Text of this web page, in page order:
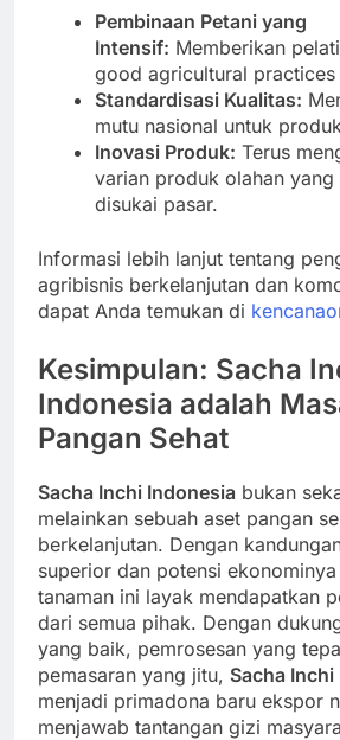
Pembinaan Petani yang
Intensif: Memberikan
good agricultural practices
Standardisasi Kualitas:
mutu nasional untuk
Inovasi Produk: Terus
varian produk olahan
disukai pasar.
Informasi lebih lanjut tentang
agribisnis berkelanjutan dan
dapat Anda temukan di
Kesimpulan: Sacha
Indonesia adalah
Pangan Sehat
Sacha Inchi Indonesia bukan
melainkan sebuah aset pangan
berkelanjutan. Dengan
superior dan potensi
tanaman ini layak mendapatkan
dari semua pihak. Dengan
yang baik, pemrosesan yang
pemasaran yang jitu, Sacha
menjadi primadona baru ekspor
menjawab tantangan gizi